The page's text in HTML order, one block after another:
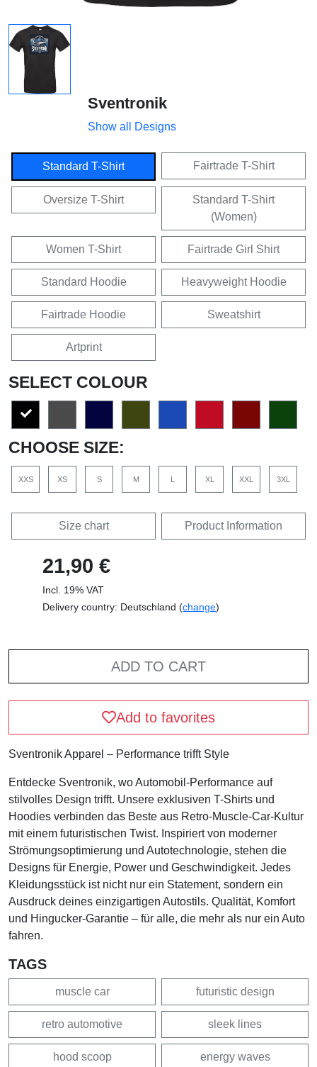
Sventronik
Show all Designs
Standard T-Shirt Fairtrade T-Shirt
Oversize T-Shirt
Standard T-Shirt
(Women)
Women T-Shirt Fairtrade Girl Shirt
Standard Hoodie Heavyweight Hoodie
Fairtrade Hoodie Sweatshirt
Artprint
SELECT COLOUR
CHOOSE SIZE:
XXS XS S M L XL XXL 3XL
Size chart Product Information
21,90 €
Incl. 19% VAT
Delivery country: Deutschland (change)
ADD TO CART
Add to favorites
Sventronik Apparel – Performance trifft Style
Entdecke Sventronik, wo Automobil-Performance auf
stilvolles Design trifft. Unsere exklusiven T-Shirts und
Hoodies verbinden das Beste aus Retro-Muscle-Car-Kultur
mit einem futuristischen Twist. Inspiriert von moderner
Strömungsoptimierung und Autotechnologie, stehen die
Designs für Energie, Power und Geschwindigkeit. Jedes
Kleidungsstück ist nicht nur ein Statement, sondern ein
Ausdruck deines einzigartigen Autostils. Qualität, Komfort
und Hingucker-Garantie – für alle, die mehr als nur ein Auto
fahren.
TAGS
muscle car futuristic design
retro automotive sleek lines
hood scoop energy waves